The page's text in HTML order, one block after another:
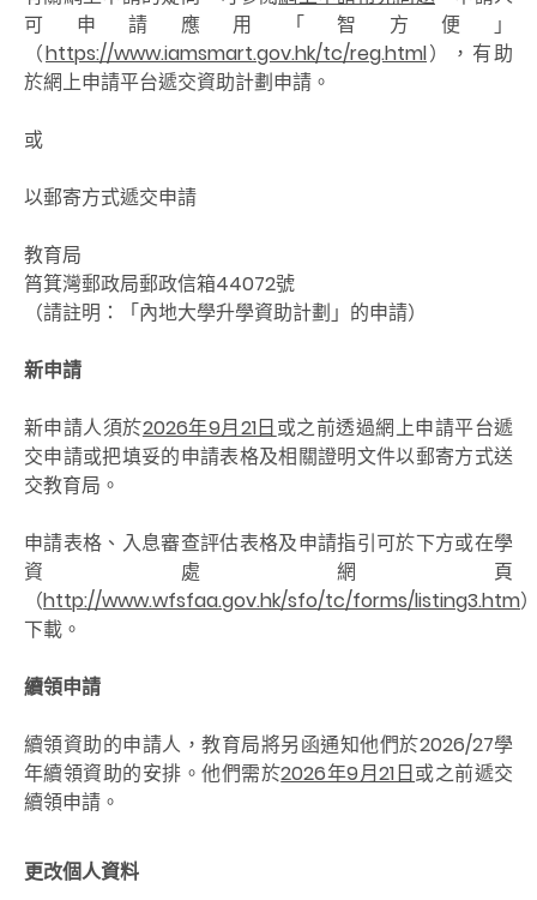
可申請應用「智方便」
（https://www.iamsmart.gov.hk/tc/reg.html），有助
於網上申請平台遞交資助計劃申請。
或
以郵寄方式遞交申請
教育局
筲箕灣郵政局郵政信箱44072號
（請註明：「內地大學升學資助計劃」的申請）
新申請
新申請人須於2026年9月21日或之前透過網上申請平台遞
交申請或把填妥的申請表格及相關證明文件以郵寄方式送
交教育局。
申請表格、入息審查評估表格及申請指引可於下方或在學
資處網頁
（http://www.wfsfaa.gov.hk/sfo/tc/forms/listing3.htm
下載。
續領申請
續領資助的申請人，教育局將另函通知他們於2026/27學
年續領資助的安排。他們需於2026年9月21日或之前遞交
續領申請。
更改個人資料